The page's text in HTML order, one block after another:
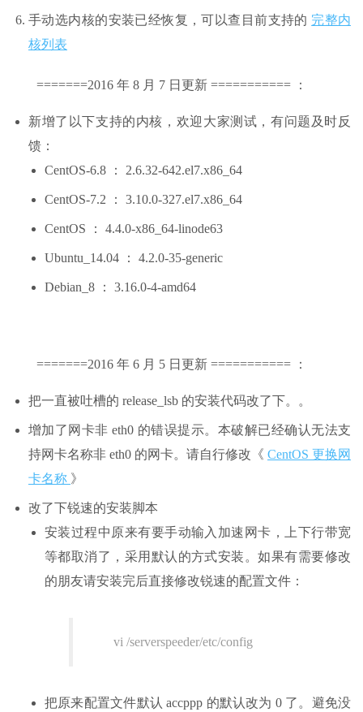
手动选内核的安装已经恢复，可以查目前支持的 完整内
核列表
=======2016 年 8 月 7 日更新 =========== ：
新增了以下支持的内核，欢迎大家测试，有问题及时反
馈：
CentOS-6.8 ： 2.6.32-642.el7.x86_64
CentOS-7.2 ： 3.10.0-327.el7.x86_64
CentOS ： 4.4.0-x86_64-linode63
Ubuntu_14.04 ： 4.2.0-35-generic
Debian_8 ： 3.16.0-4-amd64
=======2016 年 6 月 5 日更新 =========== ：
把一直被吐槽的 release_lsb 的安装代码改了下。。
增加了网卡非 eth0 的错误提示。本破解已经确认无法支
持网卡名称非 eth0 的网卡。请自行修改《 CentOS 更换网
卡名称 》
改了下锐速的安装脚本
安装过程中原来有要手动输入加速网卡，上下行带宽
等都取消了，采用默认的方式安装。如果有需要修改
的朋友请安装完后直接修改锐速的配置文件：
vi /serverspeeder/etc/config
把原来配置文件默认 accppp 的默认改为 0 了。避免没